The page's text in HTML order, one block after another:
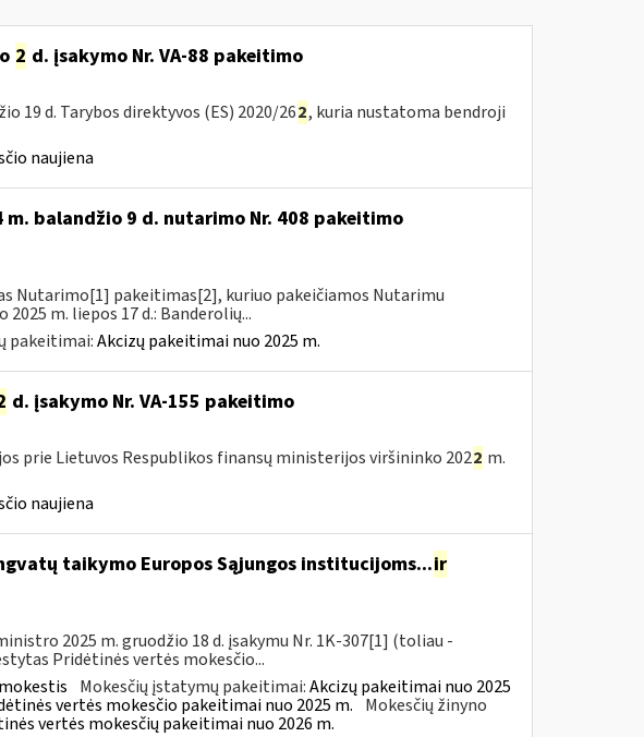
2 d. įsakymo Nr. VA-88 pakeitimo
19 d. Tarybos direktyvos (ES) 2020/262, kuria nustatoma bendroji
naujiena
balandžio 9 d. nutarimo Nr. 408 pakeitimo
Nutarimo[1] pakeitimas[2], kuriuo pakeičiamos Nutarimu
m. liepos 17 d.: Banderolių...
pakeitimai:Akcizų pakeitimai nuo 2025 m.
d. įsakymo Nr. VA-155 pakeitimo
prie Lietuvos Respublikos finansų ministerijos viršininko 2022 m.
naujiena
taikymo Europos Sąjungos institucijoms...ir
2025 m. gruodžio 18 d. įsakymu Nr. 1K-307[1] (toliau -
Pridėtinės vertės mokesčio...
Mokesčių įstatymų pakeitimai:Akcizų pakeitimai nuo 2025
vertės mokesčio pakeitimai nuo 2025 m. Mokesčių žinyno
vertės mokesčių pakeitimai nuo 2026 m.